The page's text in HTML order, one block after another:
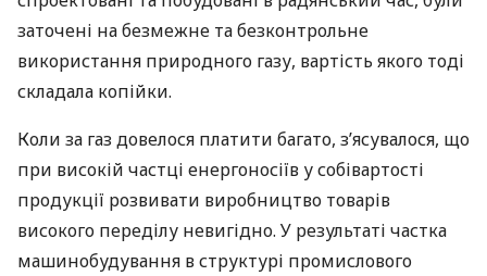
заточені на безмежне та безконтрольне
використання природного газу, вартість якого тоді
складала копійки.
Коли за газ довелося платити багато, з’ясувалося, що
при високій частці енергоносіїв у собівартості
продукції розвивати виробництво товарів
високого переділу невигідно. У результаті частка
машинобудування в структурі промислового